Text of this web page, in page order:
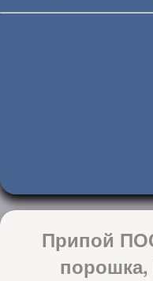
Припой
порошка,